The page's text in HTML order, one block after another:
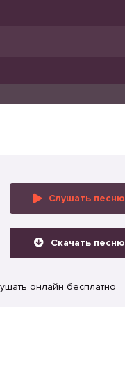
Слушать песню
Скачать песню
онлайн бесплатно